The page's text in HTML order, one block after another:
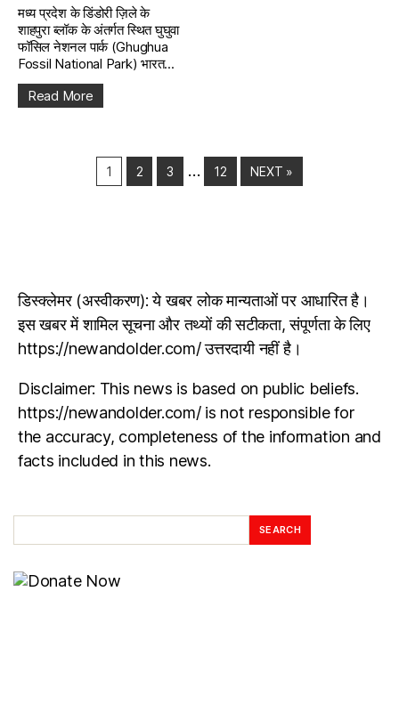
मध्य प्रदेश के डिंडोरी ज़िले के
शाहपुरा ब्लॉक के अंतर्गत स्थित घुघुवा
फॉसिल नेशनल पार्क (Ghughua
Fossil National Park) भारत...
Read More
1 2 3 … 12 NEXT »
डिस्क्लेमर (अस्वीकरण): ये खबर लोक मान्यताओं पर आधारित है।
इस खबर में शामिल सूचना और तथ्यों की सटीकता, संपूर्णता के लिए
https://newandolder.com/ उत्तरदायी नहीं है।
Disclaimer: This news is based on public beliefs.
https://newandolder.com/ is not responsible for
the accuracy, completeness of the information and
facts included in this news.
SEARCH